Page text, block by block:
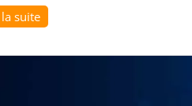
parFormasuiteoffre un
suite